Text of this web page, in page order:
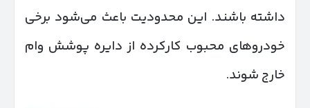
داشته باشند. این محدودیت باعث می‌شود برخی
خودروهای محبوب کارکرده از دایره پوشش وام
خارج شوند.